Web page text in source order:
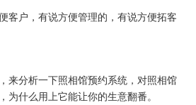
客户，有说方便管理的，有说方便拓客
来分析一下照相馆预约系统，对照相馆
为什么用上它能让你的生意翻番。